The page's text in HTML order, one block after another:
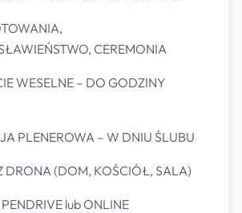
CEREMONIA
WESELNE – DO GODZINY
PLENEROWA – W DNIU ŚLUBU
DRONA (DOM, KOŚCIÓŁ, SALA)
lub ONLINE